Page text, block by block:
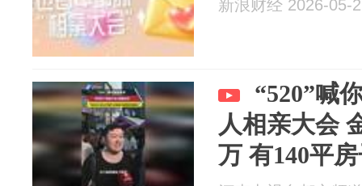
新浪财经 2026-05-
“520”喊
人相亲大会
万 有140平